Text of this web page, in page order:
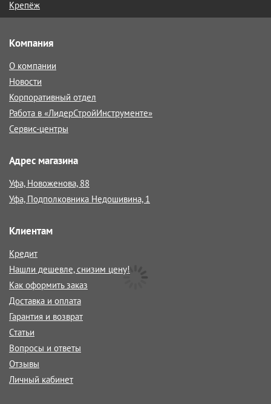
Крепёж
Компания
О компании
Новости
Корпоративный отдел
Работа в «ЛидерСтройИнструменте»
Сервис-центры
Адрес магазина
Уфа, Новоженова, 88
Уфа, Подполковника Недошивина, 1
Клиентам
Кредит
Нашли дешевле, снизим цену!
Как оформить заказ
Доставка и оплата
Гарантия и возврат
Статьи
Вопросы и ответы
Отзывы
Личный кабинет